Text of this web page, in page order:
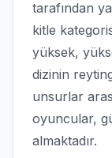
tarafından
kitle
yüksek,
dizinin
unsurlar
oyuncular,
almaktadır.